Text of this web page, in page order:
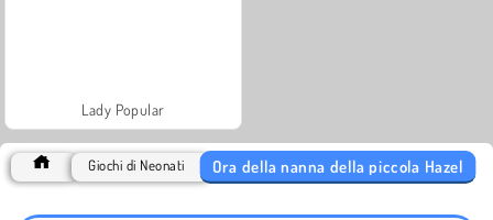
Lady Popular
Giochi di Neonati Ora della nanna della piccola Hazel